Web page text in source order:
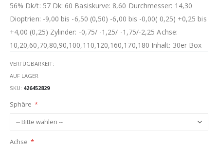
56% Dk/t: 57 Dk: 60 Basiskurve: 8,60 Durchmesser: 14,30
Dioptrien: -9,00 bis -6,50 (0,50) -6,00 bis -0,00( 0,25) +0,25 bis
+4,00 (0,25) Zylinder: -0,75/ -1,25/ -1,75/-2,25 Achse:
10,20,60,70,80,90,100,110,120,160,170,180 Inhalt: 30er Box
VERFÜGBARKEIT:
AUF LAGER
SKU 426452829
Sphäre
Achse